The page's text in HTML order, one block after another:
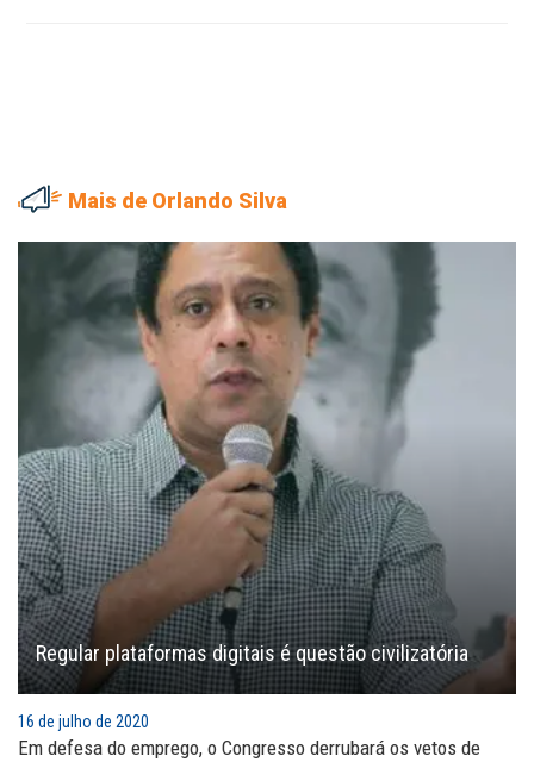
Mais de Orlando Silva
Regular plataformas digitais é questão civilizatória
16 de julho de 2020
Em defesa do emprego, o Congresso derrubará os vetos de